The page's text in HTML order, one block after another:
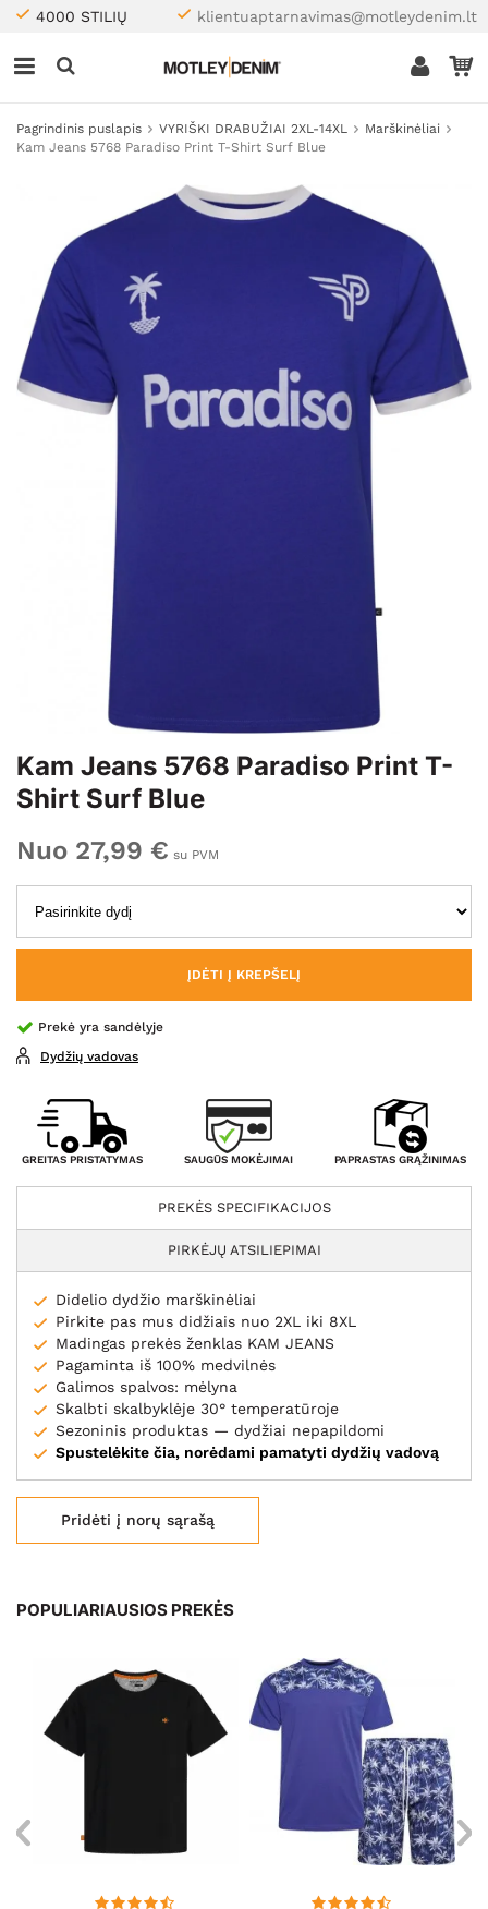
4000 STILIŲ klientuaptarnavimas@motleydenim.lt
Pagrindinis puslapis VYRIŠKI DRABUŽIAI 2XL-14XL
Marškinėliai
Kam Jeans 5768 Paradiso Print T-Shirt Surf Blue
Kam Jeans 5768 Paradiso Print T-
Shirt Surf Blue
Nuo 27,99 € su PVM
ĮDĖTI Į KREPŠELĮ
Prekė yra sandėlyje
Dydžių vadovas
GREITAS PRISTATYMAS SAUGŪS MOKĖJIMAI PAPRASTAS GRĄŽINIMAS
PREKĖS SPECIFIKACIJOS
PIRKĖJŲ ATSILIEPIMAI
Didelio dydžio marškinėliai
Pirkite pas mus didžiais nuo 2XL iki 8XL
Madingas prekės ženklas KAM JEANS
Pagaminta iš 100% medvilnės
Galimos spalvos: mėlyna
Skalbti skalbyklėje 30° temperatūroje
Sezoninis produktas — dydžiai nepapildomi
Spustelėkite čia, norėdami pamatyti dydžių vadovą
Pridėti į norų sąrašą
POPULIARIAUSIOS PREKĖS